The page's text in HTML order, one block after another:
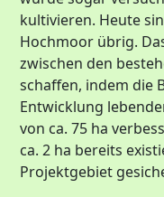
kultivieren. Heute
Hochmoor übrig.
zwischen den
schaffen, indem die
Entwicklung
von ca. 75 ha
ca. 2 ha bereits
Projektgebiet